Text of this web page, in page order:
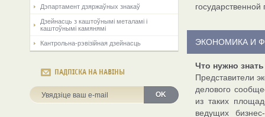
Дэпартамент дзяржаўных знакаў
Дзейнасць з каштоўнымі металамі і
каштоўнымі камянямі
Кантрольна-рэвізійная дзейнасць
ПАДПІСКА НА НАВІНЫ
OK
ЭКОНОМИКА И
Что нужно
Представители
делового
из таких
ведущих